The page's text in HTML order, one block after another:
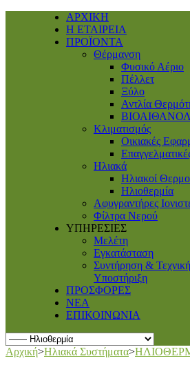
ΑΡΧΙΚΗ
Η ΕΤΑΙΡΕΙΑ
ΠΡΟΪΟΝΤΑ
Θέρμανση
Φυσικό Αέριο
Πέλλετ
Ξύλο
Αντλία
Κλιματισμός
Οικιακές
Ηλιακά
Ηλιακοί
Ηλιοθερμία
Αφυγραντήρες
Φίλτρα Νερού
ΥΠΗΡΕΣΙΕΣ
Μελέτη
Εγκατάσταση
Συντήρηση & Τεχνική
Υποστήριξη
ΠΡΟΣΦΟΡΕΣ
ΝΕΑ
ΕΠΙΚΟΙΝΩΝΙΑ
Αρχική>Ηλιακά Συστήματα>